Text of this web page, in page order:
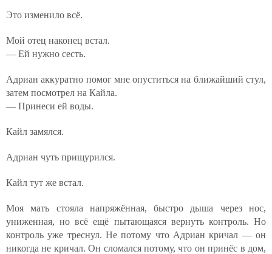
Это изменило всё.
Мой отец наконец встал.
— Ей нужно сесть.
Адриан аккуратно помог мне опуститься на ближайший стул,
затем посмотрел на Кайла.
— Принеси ей воды.
Кайл замялся.
Адриан чуть прищурился.
Кайл тут же встал.
Моя мать стояла напряжённая, быстро дыша через нос,
униженная, но всё ещё пытающаяся вернуть контроль. Но
контроль уже треснул. Не потому что Адриан кричал — он
никогда не кричал. Он сломался потому, что он принёс в дом,